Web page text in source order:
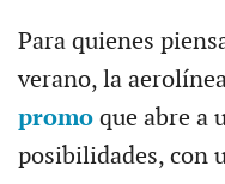
Para quienes
verano, la
promoque abre a
posibilidades, con